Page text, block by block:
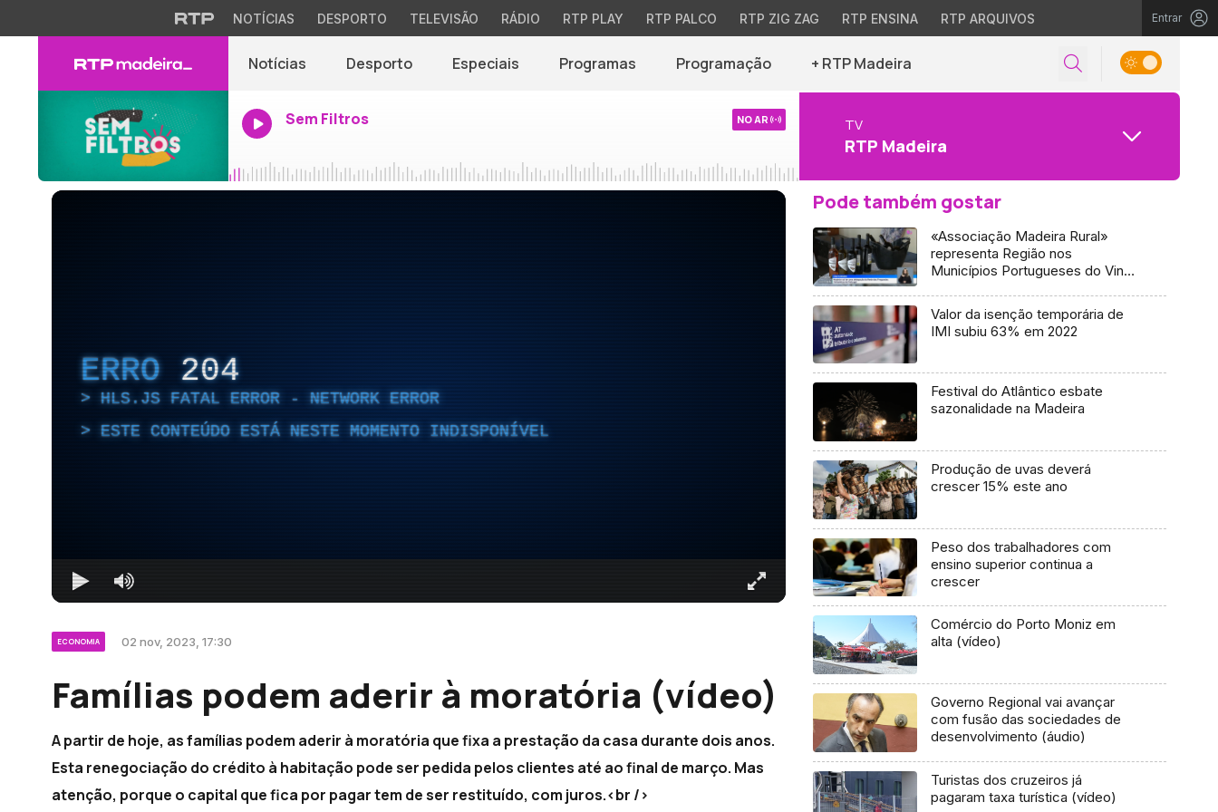
NOTÍCIAS DESPORTO TELEVISÃO RÁDIO RTP PLAY RTP PALCO RTP ZIG ZAG RTP ENSINA RTP ARQUIVOS Entrar
Notícias Desporto Especiais Programas Programação + RTP Madeira
Sem Filtros NO AR TV
RTP Madeira
ERRO 204
HLS.JS FATAL ERROR - NETWORK ERROR
ESTE CONTEÚDO ESTÁ NESTE MOMENTO INDISPONÍVEL
ECONOMIA 02 nov, 2023, 17:30
Famílias podem aderir à moratória (vídeo)
A partir de hoje, as famílias podem aderir à moratória que fixa a prestação da casa durante dois anos.
Esta renegociação do crédito à habitação pode ser pedida pelos clientes até ao final de março. Mas
atenção, porque o capital que fica por pagar tem de ser restituído, com juros.<br />
Pode também gostar
«Associação Madeira Rural»
representa Região nos
Municípios Portugueses do Vinho
Valor da isenção temporária de
IMI subiu 63% em 2022
Festival do Atlântico esbate
sazonalidade na Madeira
Produção de uvas deverá
crescer 15% este ano
Peso dos trabalhadores com
ensino superior continua a
crescer
Comércio do Porto Moniz em
alta (vídeo)
Governo Regional vai avançar
com fusão das sociedades de
desenvolvimento (áudio)
Turistas dos cruzeiros já
pagaram taxa turística (vídeo)